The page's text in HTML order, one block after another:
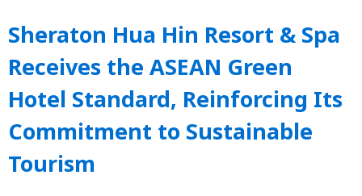
Sheraton Hua Hin Resort & Spa
Receives the ASEAN Green
Hotel Standard, Reinforcing Its
Commitment to Sustainable
Tourism